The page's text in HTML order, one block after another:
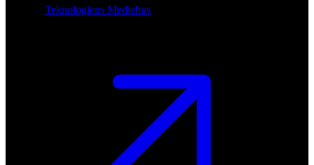
Teknologiens Mediehus